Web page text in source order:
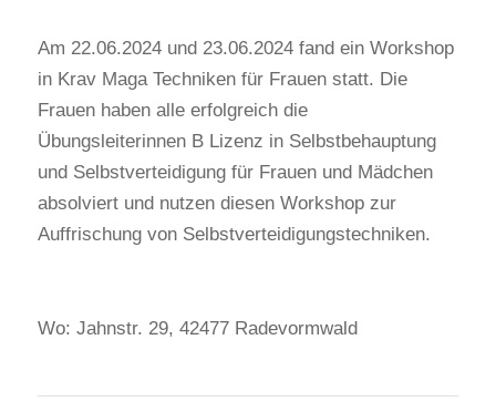
Am 22.06.2024 und 23.06.2024 fand ein Workshop
in Krav Maga Techniken für Frauen statt. Die
Frauen haben alle erfolgreich die
Übungsleiterinnen B Lizenz in Selbstbehauptung
und Selbstverteidigung für Frauen und Mädchen
absolviert und nutzen diesen Workshop zur
Auffrischung von Selbstverteidigungstechniken.
Wo: Jahnstr. 29, 42477 Radevormwald